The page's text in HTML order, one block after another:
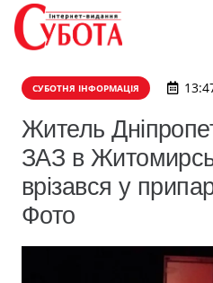
СУБОТНЯ ІНФОРМАЦІЯ
Житель
ЗАЗ в
врізався у
Фото